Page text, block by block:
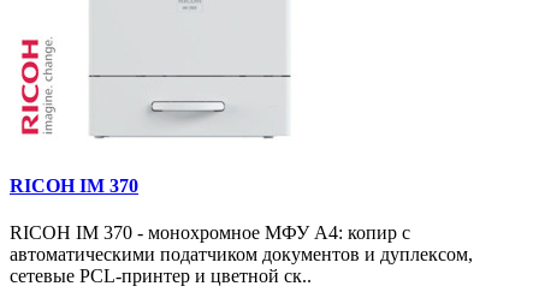
RICOH IM 370
RICOH IM 370 - монохромное МФУ A4: копир с
автоматическими податчиком документов и дуплексом,
сетевые PCL-принтер и цветной ск..